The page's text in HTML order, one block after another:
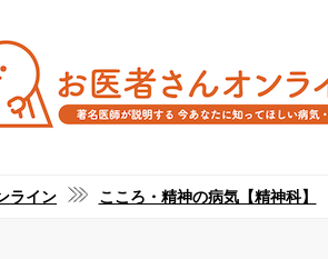
ライン こころ・精神の病気【精神科】